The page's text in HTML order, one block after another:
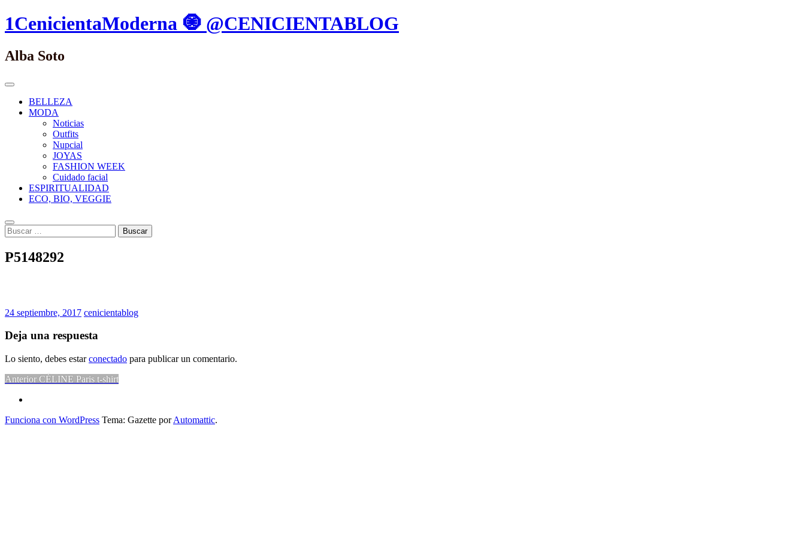
Saltar
al
1CenicientaModerna 🧿 @CENICIENTABLOG
Alba Soto
Menú
PrincipalBELLEZA
MODA
Noticias
Outfits
Nupcial
JOYAS
FASHION WEEK
Cuidado facial
ESPIRITUALIDAD
ECO, BIO, VEGGIE
Buscar
Buscar:
P5148292
24 septiembre, 2017 cenicientablog
Deja una respuesta
Lo siento, debes estarconectado para publicar un comentario.
Navegación
entradas
Anterior Entrada
CÉLINE Paris t-shirt
Funciona con WordPress Tema: Gazette porAutomattic.